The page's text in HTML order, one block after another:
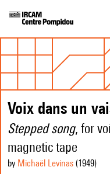
Voix dans un
Stepped song, for
magnetic tape
by Michaël Levinas (1949)